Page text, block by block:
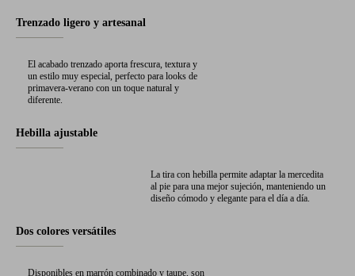
Trenzado ligero y artesanal
El acabado trenzado aporta frescura, textura y
un estilo muy especial, perfecto para looks de
primavera-verano con un toque natural y
diferente.
Hebilla ajustable
La tira con hebilla permite adaptar la mercedita
al pie para una mejor sujeción, manteniendo un
diseño cómodo y elegante para el día a día.
Dos colores versátiles
Disponibles en marrón combinado y taupe, son